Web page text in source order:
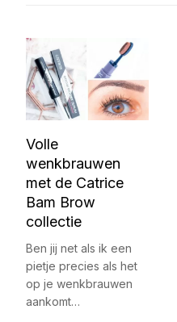
Volle
wenkbrauwen
met de Catrice
Bam Brow
collectie
Ben jij net als ik een
pietje precies als het
op je wenkbrauwen
aankomt…